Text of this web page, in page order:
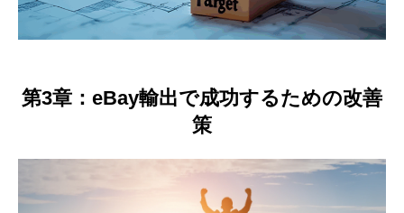
第3章：eBay輸出で成功するための改善
策